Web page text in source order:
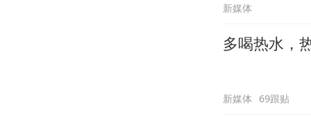
新媒体
多喝热水，
新媒体 69跟贴